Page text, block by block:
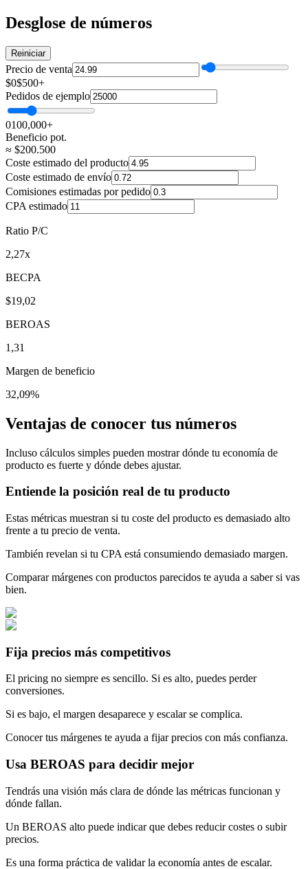
Desglose de números
Reiniciar
Precio de venta
$0$500+
Pedidos de ejemplo
0100,000+
Beneficio pot.
≈ $200.500
Coste estimado del producto
Coste estimado de envío
Comisiones estimadas por pedido
CPA estimado
Ratio P/C
2,27x
BECPA
$19,02
BEROAS
1,31
Margen de beneficio
32,09%
Ventajas de conocer tus números
Incluso cálculos simples pueden mostrar dónde tu economía de
producto es fuerte y dónde debes ajustar.
Entiende la posición real de tu producto
Estas métricas muestran si tu coste del producto es demasiado alto
frente a tu precio de venta.
También revelan si tu CPA está consumiendo demasiado margen.
Comparar márgenes con productos parecidos te ayuda a saber si vas
bien.
Fija precios más competitivos
El pricing no siempre es sencillo. Si es alto, puedes perder
conversiones.
Si es bajo, el margen desaparece y escalar se complica.
Conocer tus márgenes te ayuda a fijar precios con más confianza.
Usa BEROAS para decidir mejor
Tendrás una visión más clara de dónde las métricas funcionan y
dónde fallan.
Un BEROAS alto puede indicar que debes reducir costes o subir
precios.
Es una forma práctica de validar la economía antes de escalar.